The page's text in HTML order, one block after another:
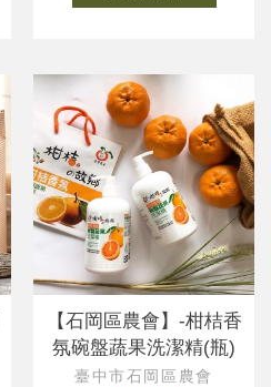
【石岡區農會】-柑桔香
氛碗盤蔬果洗潔精(瓶)
臺中市石岡區農會